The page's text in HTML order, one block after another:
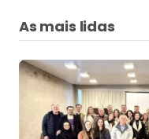
As mais lidas